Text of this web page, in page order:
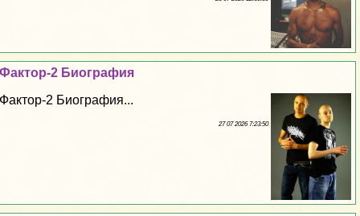
Фактор-2 Биография
Фактор-2 Биография...
27 07 2026 7:23:50